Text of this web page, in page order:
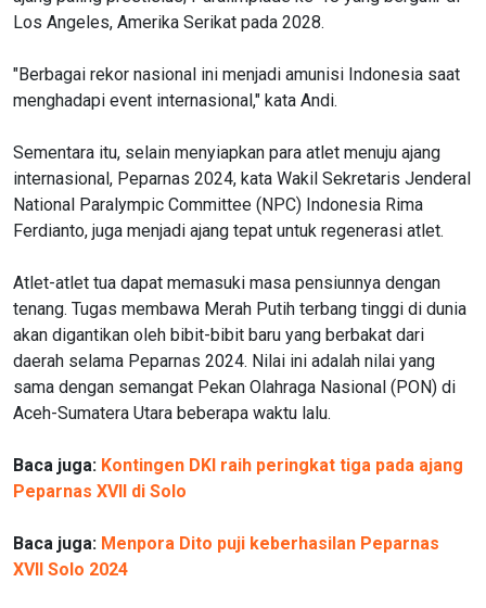
Los Angeles, Amerika Serikat pada 2028.
"Berbagai rekor nasional ini menjadi amunisi Indonesia saat
menghadapi event internasional," kata Andi.
Sementara itu, selain menyiapkan para atlet menuju ajang
internasional, Peparnas 2024, kata Wakil Sekretaris Jenderal
National Paralympic Committee (NPC) Indonesia Rima
Ferdianto, juga menjadi ajang tepat untuk regenerasi atlet.
Atlet-atlet tua dapat memasuki masa pensiunnya dengan
tenang. Tugas membawa Merah Putih terbang tinggi di dunia
akan digantikan oleh bibit-bibit baru yang berbakat dari
daerah selama Peparnas 2024. Nilai ini adalah nilai yang
sama dengan semangat Pekan Olahraga Nasional (PON) di
Aceh-Sumatera Utara beberapa waktu lalu.
Baca juga: Kontingen DKI raih peringkat tiga pada ajang
Peparnas XVII di Solo
Baca juga: Menpora Dito puji keberhasilan Peparnas
XVII Solo 2024